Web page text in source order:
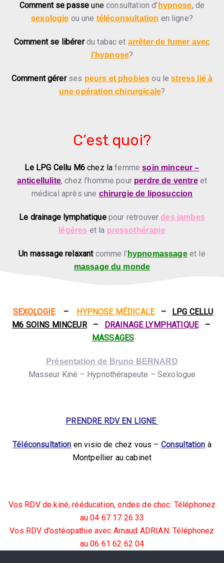
Comment se passeuneconsultation d’ hypnose, de
sexologie ou une téléconsultation en ligne?
Comment se libérerdu tabac et arrêter de fumer avec
l’hypnose?
Comment gérerses peurs et phobies ou lestress lié à
une opération chirurgicale?
C’est quoi?
Le LPG Cellu M6chez lafemmesoin minceur –
anticellulite, chez l’homme pour perdre de ventreet
médical après une chirurgie de liposuccion
Le drainage lymphatiquepour retrouverdes jambes
légères et la pressothérapie
Un massage relaxantcomme l’ hypnomassageet le
massage du monde
SEXOLOGIE– HYPNOSE MÉDICALE– LPG CELLU
M6 SOINS MINCEUR– DRAINAGE LYMPHATIQUE
–
MASSAGES
Présentation de Bruno BERNARD
Masseur Kiné – Hypnothérapeute – Sexologue
PRENDRE RDV EN LIGNE
Téléconsultation en visio de chez vous – Consultation à
Montpellier au cabinet
Vos RDV de kiné, rééducation, ondes de choc: Téléphonez
au 04 67 17 26 33
Vos RDV d’ostéopathie avec Arnaud ADRIAN: Téléphonez
au 06 61 62 62 04